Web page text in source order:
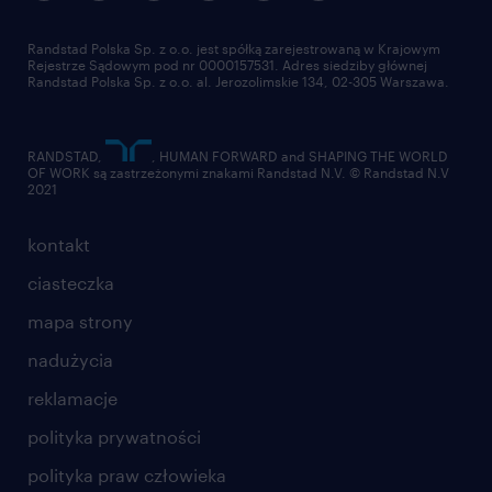
dla dostawców
złóż CV
kontakt
ciasteczka
mapa strony
nadużycia
reklamacje
polityka prywatności
polityka praw człowieka
Randstad Polska Sp. z o.o. jest spółką zarejestrowaną w Krajowym
Rejestrze Sądowym pod nr 0000157531. Adres siedziby głównej
Randstad Polska Sp. z o.o. al. Jerozolimskie 134, 02-305 Warszawa.
RANDSTAD,
, HUMAN FORWARD and SHAPING THE WORLD
OF WORK są zastrzeżonymi znakami Randstad N.V. © Randstad N.V
2021